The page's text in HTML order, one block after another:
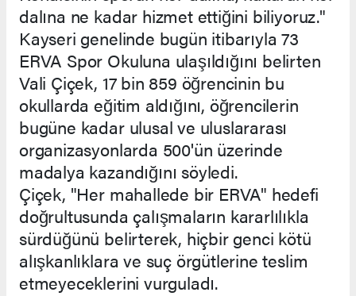
dalına ne kadar hizmet ettiğini biliyoruz."
Kayseri genelinde bugün itibarıyla 73
ERVA Spor Okuluna ulaşıldığını belirten
Vali Çiçek, 17 bin 859 öğrencinin bu
okullarda eğitim aldığını, öğrencilerin
bugüne kadar ulusal ve uluslararası
organizasyonlarda 500'ün üzerinde
madalya kazandığını söyledi.
Çiçek, "Her mahallede bir ERVA" hedefi
doğrultusunda çalışmaların kararlılıkla
sürdüğünü belirterek, hiçbir genci kötü
alışkanlıklara ve suç örgütlerine teslim
etmeyeceklerini vurguladı.